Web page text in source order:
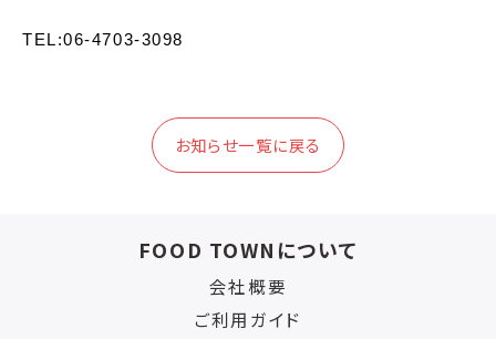
TEL:06-4703-3098
お知らせ一覧に戻る
FOOD TOWNについて
会社概要
ご利用ガイド